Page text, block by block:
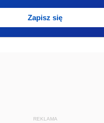
Zapisz się
REKLAMA